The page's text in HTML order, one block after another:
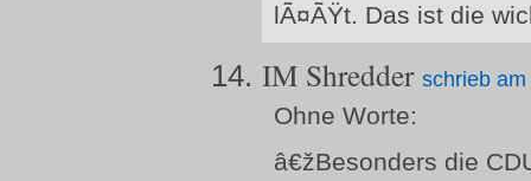
lÃ¤ÃŸt. Das ist die
IM Shredder schrieb
Ohne Worte:
â€žBesonders die